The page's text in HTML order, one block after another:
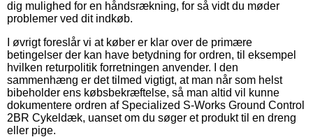
dig mulighed for en håndsrækning, for så vidt du møder
problemer ved dit indkøb.
I øvrigt foreslår vi at køber er klar over de primære
betingelser der kan have betydning for ordren, til eksempel
hvilken returpolitik forretningen anvender. I den
sammenhæng er det tilmed vigtigt, at man når som helst
bibeholder ens købsbekræftelse, så man altid vil kunne
dokumentere ordren af Specialized S-Works Ground Control
2BR Cykeldæk, uanset om du søger et produkt til en dreng
eller pige.